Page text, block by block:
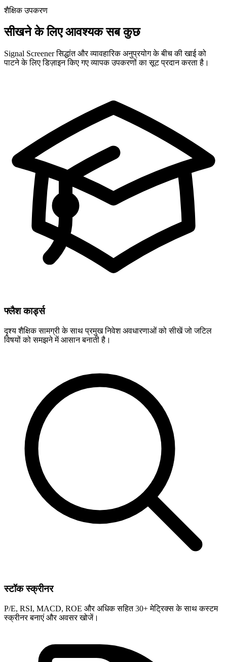
शैक्षिक उपकरण
सीखने के लिए आवश्यक सब कुछ
Signal Screener सिद्धांत और व्यावहारिक अनुप्रयोग के बीच की खाई को
पाटने के लिए डिज़ाइन किए गए व्यापक उपकरणों का सूट प्रदान करता है।
फ्लैश कार्ड्स
दृश्य शैक्षिक सामग्री के साथ प्रमुख निवेश अवधारणाओं को सीखें जो जटिल
विषयों को समझने में आसान बनाती है।
स्टॉक स्क्रीनर
P/E, RSI, MACD, ROE और अधिक सहित 30+ मेट्रिक्स के साथ कस्टम
स्क्रीनर बनाएं और अवसर खोजें।